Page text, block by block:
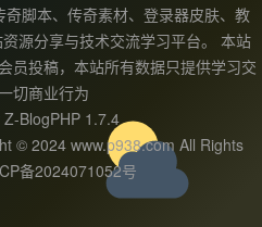
脚本、传奇素材、登录器皮肤、教
源分享与技术交流学习平台。 本站
员投稿，本站所有数据只提供学习交
切商业行为
Z-BlogPHP 1.7.4
© 2024 www.p938.com All Rights
备2024071052号